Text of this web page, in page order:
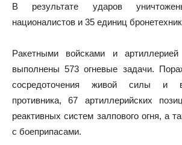
В результате ударов
националистов и 35 единиц
Ракетными войсками и
выполнены 573 огневые задачи.
сосредоточения живой силы и
противника, 67 артиллерийских
реактивных систем залпового огня, а
с боеприпасами.